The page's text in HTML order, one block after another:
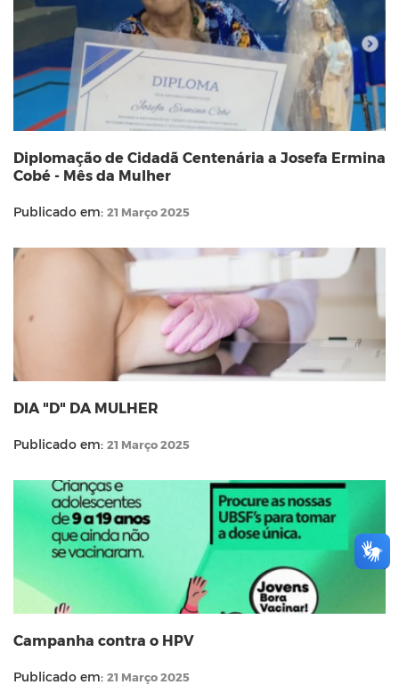
Diplomação de Cidadã Centenária a Josefa Ermina
Cobé - Mês da Mulher
Publicado em: 21 Março 2025
DIA "D" DA MULHER
Publicado em: 21 Março 2025
Campanha contra o HPV
Publicado em: 21 Março 2025